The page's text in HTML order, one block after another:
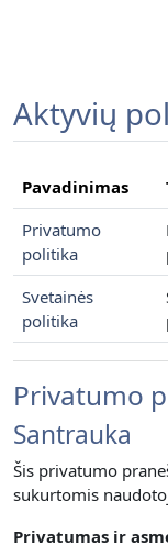
Aktyvių
Pavadinimas
Privatumo
politika
Svetainės
politika
Privatumo
Santrauka
Šis privatumo
sukurtomis
Privatumas ir